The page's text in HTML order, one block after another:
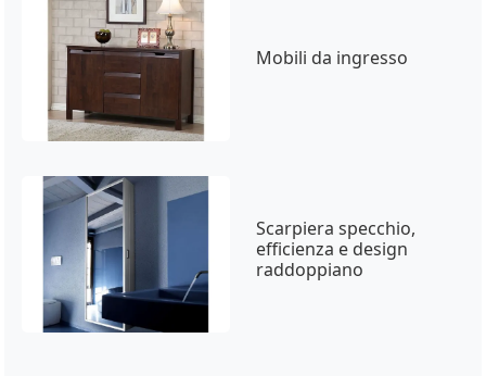
Mobili da ingresso
Scarpiera specchio,
efficienza e design
raddoppiano